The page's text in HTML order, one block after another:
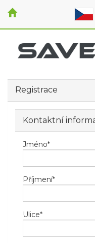
Registrace
Kontaktní
Jméno*
Příjmení*
Ulice*